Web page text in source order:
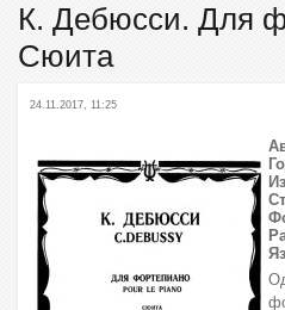
К. Дебюсси. Для
Сюита
24.11.2017, 11:25